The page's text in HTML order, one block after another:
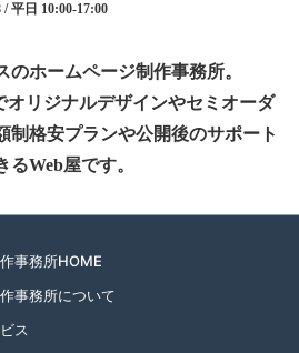
/ 平日 10:00-17:00
ホームページ制作事務所。
オリジナルデザインやセミオーダ
制格安プランや公開後のサポート
るWeb屋です。
事務所HOME
事務所について
ス